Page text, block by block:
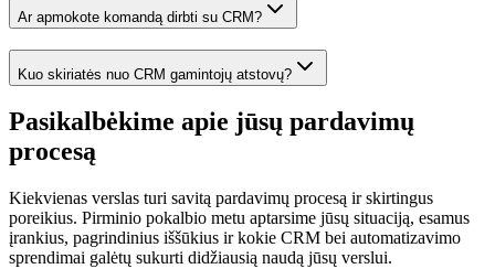
Ar apmokote komandą dirbti su CRM?
Kuo skiriatės nuo CRM gamintojų atstovų?
Pasikalbėkime apie jūsų pardavimų
procesą
Kiekvienas verslas turi savitą pardavimų procesą ir skirtingus
poreikius. Pirminio pokalbio metu aptarsime jūsų situaciją, esamus
įrankius, pagrindinius iššūkius ir kokie CRM bei automatizavimo
sprendimai galėtų sukurti didžiausią naudą jūsų verslui.